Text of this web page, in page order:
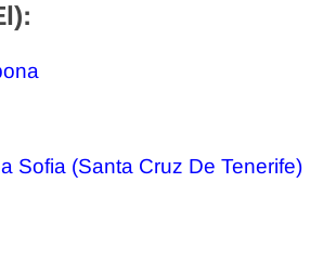
Sofia (Santa Cruz De Tenerife)